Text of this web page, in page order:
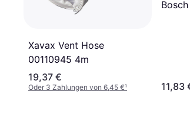
Xavax Vent Hose
00110945 4m
19,37 €
Oder 3 Zahlungen von 6,45 €¹
Bosch
11,83